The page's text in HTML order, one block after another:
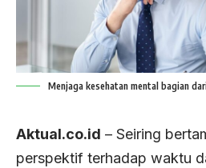
Menjaga kesehatan mental bagian
Aktual.co.id – Seiring
perspektif terhadap waktu